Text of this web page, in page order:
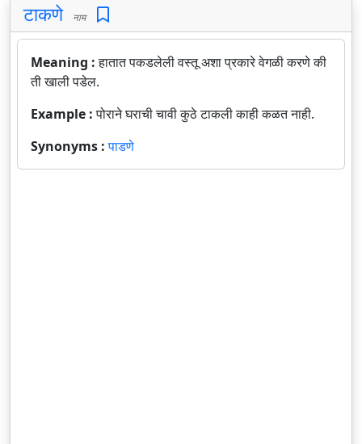
टाकणे नाम
Meaning :हातात पकडलेली वस्तू अशा प्रकारे वेगळी करणे की
ती खाली पडेल.
Example :पोराने घराची चावी कुठे टाकली काही कळत नाही.
Synonyms :पाडणे